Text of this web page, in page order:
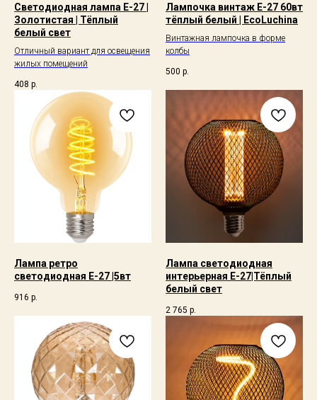
Светодиодная лампа E-27 |
Золотистая | Тёплый
белый свет
Отличный вариант для освещения
жилых помещений
408 р.
Лампочка винтаж Е-27 60вт
тёплый белый | EcoLuchina
Винтажная лампочка в форме
колбы
500 р.
Лампа ретро
светодиодная Е-27 |5вт
916 р.
Лампа светодиодная
интерьерная Е-27|Тёплый
белый свет
2 765 р.